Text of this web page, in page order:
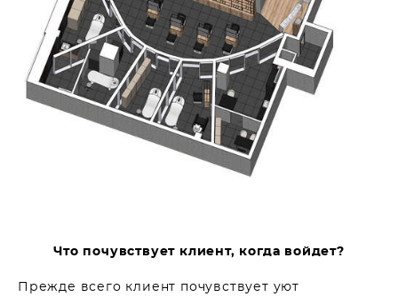
Что почувствует клиент, когда войдет?
Прежде всего клиент почувствует уют